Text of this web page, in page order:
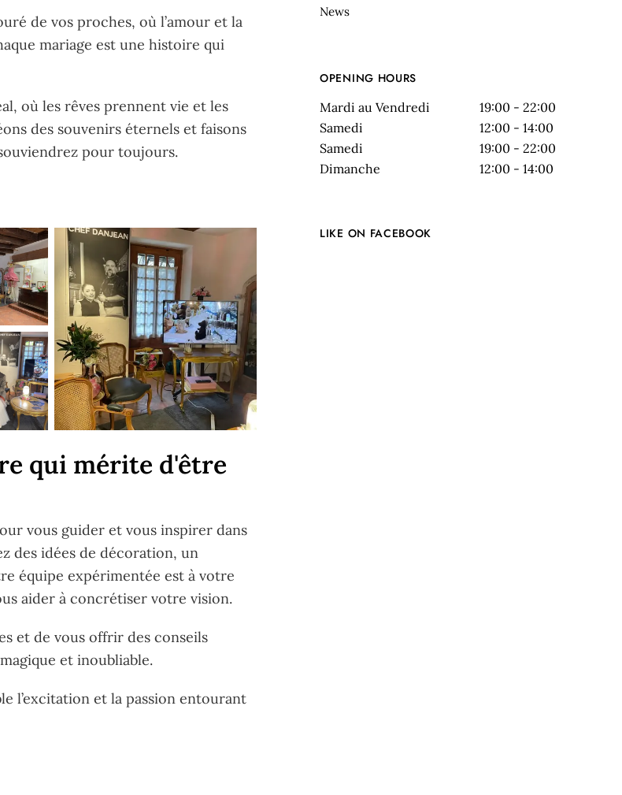
de vos proches, où l’amour et la
mariage est une histoire qui
où les rêves prennent vie et les
des souvenirs éternels et faisons
pour toujours.
qui mérite d'être
vous guider et vous inspirer dans
des idées de décoration, un
équipe expérimentée est à votre
aider à concrétiser votre vision.
et de vous offrir des conseils
et inoubliable.
l’excitation et la passion entourant
News
OPENING HOURS
Mardi au Vendredi
19:00 - 22:00
Samedi
12:00 - 14:00
Samedi
19:00 - 22:00
Dimanche
12:00 - 14:00
LIKE ON FACEBOOK